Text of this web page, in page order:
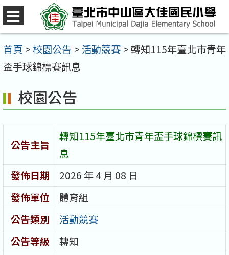
跳
至
主
要
容
區
首頁 >校園公告 > 活動競賽 >轉知115年臺北市青年
盃手球錦標賽訊息
校園公告
公告主旨
轉知115年臺北市青年盃手球錦標賽訊
息
發佈日期
2026 年 4 月 08 日
發佈單位
體育組
公告類別
活動競賽
公告等級
轉知
選
單